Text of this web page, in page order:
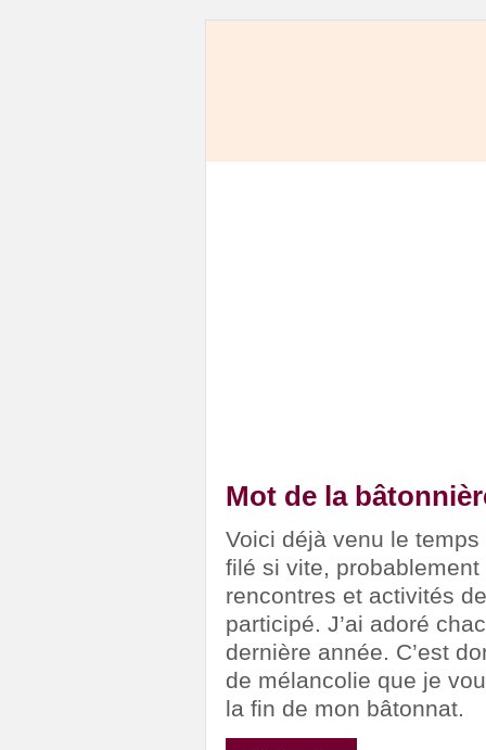
Mot de la
Voici déjà venu le temps
filé si vite,
rencontres et activités
participé. J’ai adoré
dernière année. C’est
de mélancolie que je
la fin de mon bâtonnat.